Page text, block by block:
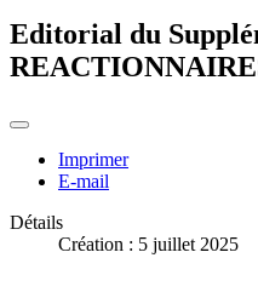
Editorial du
Imprimer
E-mail
Détails
Création : 5 juillet 2025